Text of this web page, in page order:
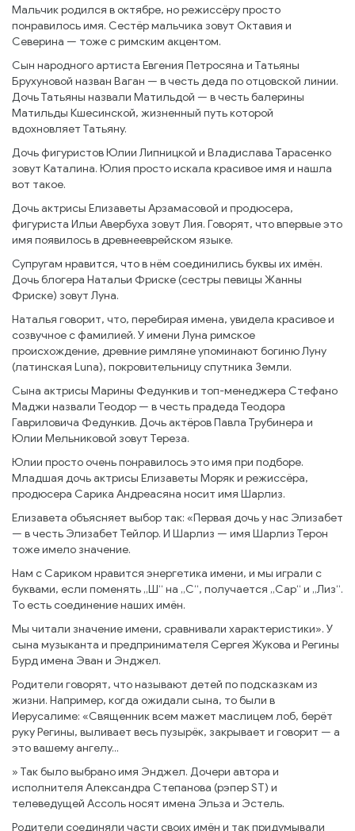
Мальчик родился в октябре, но режиссёру просто
понравилось имя. Сестёр мальчика зовут Октавия и
Северина — тоже с римским акцентом.
Сын народного артиста Евгения Петросяна и Татьяны
Брухуновой назван Ваган — в честь деда по отцовской линии.
Дочь Татьяны назвали Матильдой — в честь балерины
Матильды Кшесинской, жизненный путь которой
вдохновляет Татьяну.
Дочь фигуристов Юлии Липницкой и Владислава Тарасенко
зовут Каталина. Юлия просто искала красивое имя и нашла
вот такое.
Дочь актрисы Елизаветы Арзамасовой и продюсера,
фигуриста Ильи Авербуха зовут Лия. Говорят, что впервые это
имя появилось в древнееврейском языке.
Супругам нравится, что в нём соединились буквы их имён.
Дочь блогера Натальи Фриске (сестры певицы Жанны
Фриске) зовут Луна.
Наталья говорит, что, перебирая имена, увидела красивое и
созвучное с фамилией. У имени Луна римское
происхождение, древние римляне упоминают богиню Луну
(латинская Lunа), покровительницу спутника Земли.
Сына актрисы Марины Федункив и топ-менеджера Стефано
Маджи назвали Теодор — в честь прадеда Теодора
Гавриловича Федункив. Дочь актёров Павла Трубинера и
Юлии Мельниковой зовут Тереза.
Юлии просто очень понравилось это имя при подборе.
Младшая дочь актрисы Елизаветы Моряк и режиссёра,
продюсера Сарика Андреасяна носит имя Шарлиз.
Елизавета объясняет выбор так: «Первая дочь у нас Элизабет
— в честь Элизабет Тейлор. И Шарлиз — имя Шарлиз Терон
тоже имело значение.
Нам с Сариком нравится энергетика имени, и мы играли с
буквами, если поменять „Ш“ на „С“, получается „Сар“ и „Лиз“.
То есть соединение наших имён.
Мы читали значение имени, сравнивали характеристики». У
сына музыканта и предпринимателя Сергея Жукова и Регины
Бурд имена Эван и Энджел.
Родители говорят, что называют детей по подсказкам из
жизни. Например, когда ожидали сына, то были в
Иерусалиме: «Священник всем мажет маслицем лоб, берёт
руку Регины, выливает весь пузырёк, закрывает и говорит — а
это вашему ангелу...
» Так было выбрано имя Энджел. Дочери автора и
исполнителя Александра Степанова (рэпер ST) и
телеведущей Ассоль носят имена Эльза и Эстель.
Родители соединяли части своих имён и так придумывали